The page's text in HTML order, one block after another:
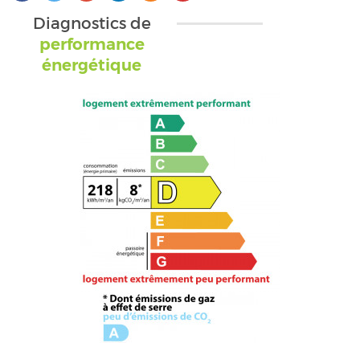
Diagnostics de
performance
énergétique